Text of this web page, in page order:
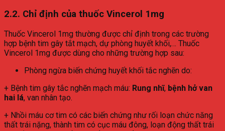
2.2. Chỉ định của thuốc Vincerol 1mg
Thuốc Vincerol 1mg thường được chỉ định trong các trường
hợp bệnh tim gây tắt mạch, dự phòng huyết khối,… Thuốc
Vincerol 1mg được dùng cho những trường hợp sau:
Phòng ngừa biến chứng huyết khối tắc nghẽn do:
+ Bệnh tim gây tắc nghẽn mạch máu: Rung nhĩ, bệnh hở van
hai lá, van nhân tạo.
+ Nhồi máu cơ tim có các biến chứng như rối loạn chức năng
thất trái nặng, thành tim có cục máu đông, loạn động thất trái